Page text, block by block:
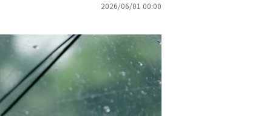
2026/06/01 00:00